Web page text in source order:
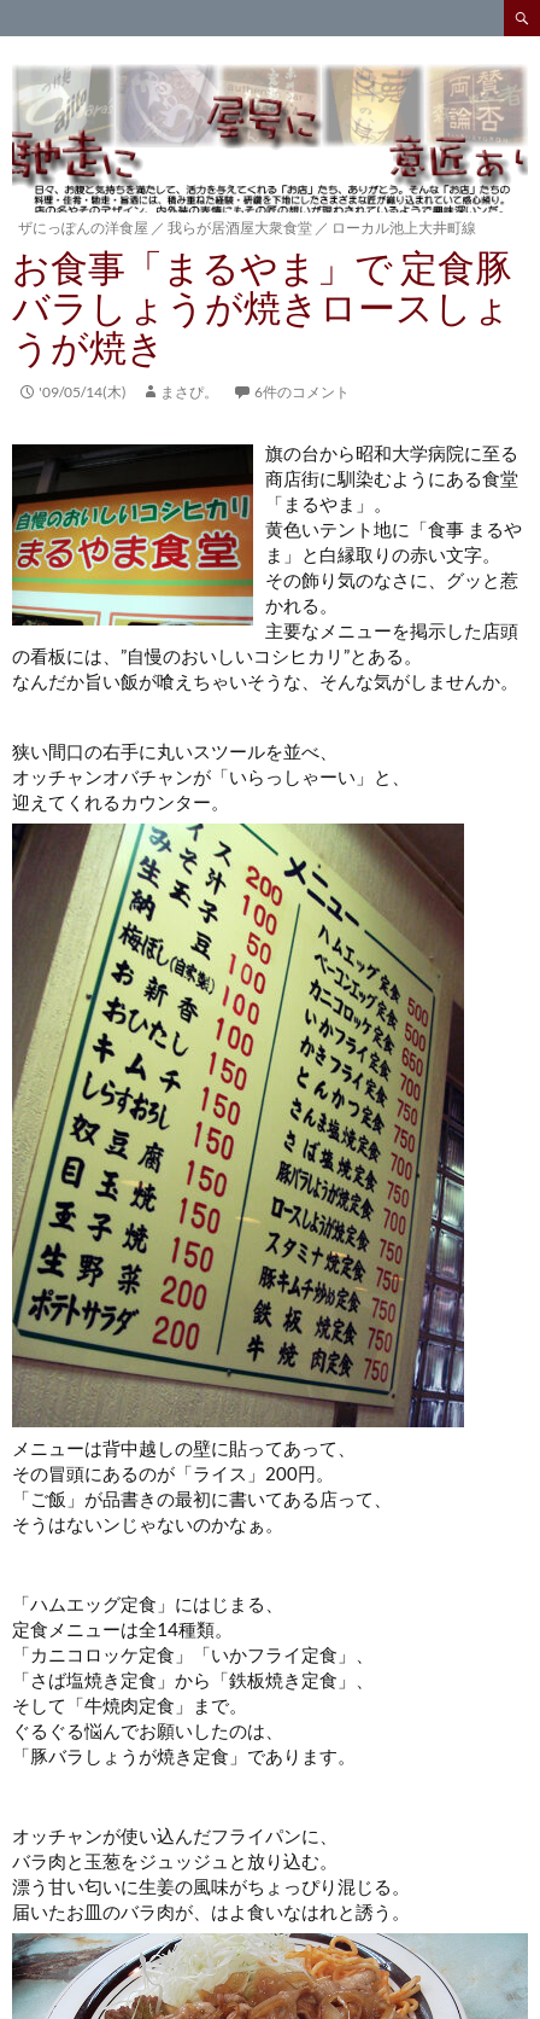
索
ン
テ
ン
ツ
へ
キ
ッ
プ
ザにっぽんの洋食屋 ／ 我らが居酒屋大衆食堂 ／ ローカル池上大井町線
お食事「まるやま」で 定食豚
バラしょうが焼きロースしょ
うが焼き
'09/05/14(木) まさぴ。 6件のコメント
旗の台から昭和大学病院に至る
商店街に馴染むようにある食堂
「まるやま」。
黄色いテント地に「食事 まるや
ま」と白縁取りの赤い文字。
その飾り気のなさに、グッと惹
かれる。
主要なメニューを掲示した店頭
の看板には、”自慢のおいしいコシヒカリ”とある。
なんだか旨い飯が喰えちゃいそうな、そんな気がしませんか。
狭い間口の右手に丸いスツールを並べ、
オッチャンオバチャンが「いらっしゃーい」と、
迎えてくれるカウンター。
メニューは背中越しの壁に貼ってあって、
その冒頭にあるのが「ライス」200円。
「ご飯」が品書きの最初に書いてある店って、
そうはないンじゃないのかなぁ。
「ハムエッグ定食」にはじまる、
定食メニューは全14種類。
「カニコロッケ定食」「いかフライ定食」、
「さば塩焼き定食」から「鉄板焼き定食」、
そして「牛焼肉定食」まで。
ぐるぐる悩んでお願いしたのは、
「豚バラしょうが焼き定食」であります。
オッチャンが使い込んだフライパンに、
バラ肉と玉葱をジュッジュと放り込む。
漂う甘い匂いに生姜の風味がちょっぴり混じる。
届いたお皿のバラ肉が、はよ食いなはれと誘う。